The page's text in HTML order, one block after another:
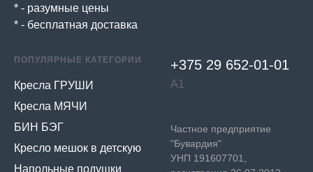
* - разумные цены
* - бесплатная доставка
ПОПУЛЯРНЫЕ КАТЕГОРИИ
Кресла ГРУШИ
Кресла МЯЧИ
БИН БЭГ
Кресло мешок в детскую
Напольные подушки
+375 29 652-01-01
А1
Частное предприятие
"Бувардия"
УНП 191607701,